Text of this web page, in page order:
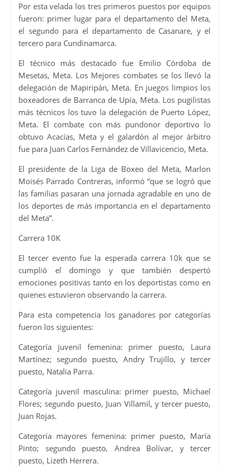
Por esta velada los tres primeros puestos por equipos
fueron: primer lugar para el departamento del Meta,
el segundo para el departamento de Casanare, y el
tercero para Cundinamarca.
El técnico más destacado fue Emilio Córdoba de
Mesetas, Meta. Los Mejores combates se los llevó la
delegación de Mapiripán, Meta. En juegos limpios los
boxeadores de Barranca de Upía, Meta. Los pugilistas
más técnicos los tuvo la delegación de Puerto López,
Meta. El combate con más pundonor deportivo lo
obtuvo Acacías, Meta y el galardón al mejor árbitro
fue para Juan Carlos Fernández de Villavicencio, Meta.
El presidente de la Liga de Boxeo del Meta, Marlon
Moisés Parrado Contreras, informó “que se logró que
las familias pasaran una jornada agradable en uno de
los deportes de más importancia en el departamento
del Meta”.
Carrera 10K
El tercer evento fue la esperada carrera 10k que se
cumplió el domingo y que también despertó
emociones positivas tanto en los deportistas como en
quienes estuvieron observando la carrera.
Para esta competencia los ganadores por categorías
fueron los siguientes:
Categoría juvenil femenina: primer puesto, Laura
Martínez; segundo puesto, Andry Trujillo, y tercer
puesto, Natalia Parra.
Categoría juvenil masculina: primer puesto, Michael
Flores; segundo puesto, Juan Villamil, y tercer puesto,
Juan Rojas.
Categoría mayores femenina: primer puesto, María
Pinto; segundo puesto, Andrea Bolívar, y tercer
puesto, Lizeth Herrera.